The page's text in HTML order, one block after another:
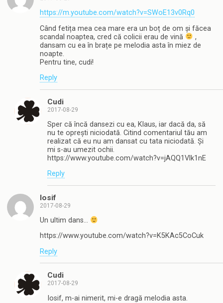
https://m.youtube.com/watch?v=SWoE13v0Rq0
Când fetița mea cea mare era un boț de om și făcea
scandal noaptea, cred că colicii erau de vină
,
dansam cu ea în brațe pe melodia asta în miez de
noapte.
Pentru tine, cudi!
Reply
Cudi
2017-08-29
Sper că încă dansezi cu ea, Klaus, iar dacă da, să
nu te oprești niciodată. Citind comentariul tău am
realizat că eu nu am dansat cu tata niciodată. Și
mi s-au umezit ochii.
https://www.youtube.com/watch?v=jAQQ1Vlk1nE
Reply
Iosif
2017-08-29
Un ultim dans…
https://www.youtube.com/watch?v=K5KAc5CoCuk
Reply
Cudi
2017-08-29
Iosif, m-ai nimerit, mi-e dragă melodia asta.